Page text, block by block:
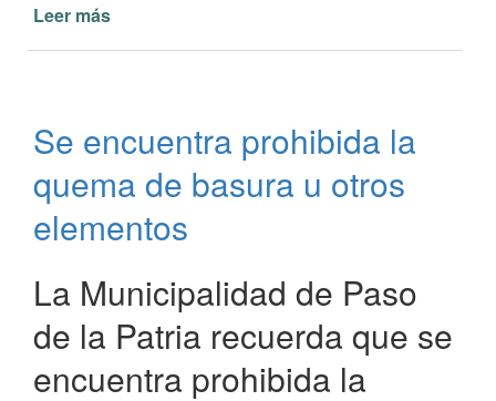
Leer más
personal
femenino
municipal
Paso
la
Patria
Se encuentra prohibida la
quema de basura u otros
elementos
La Municipalidad de Paso
de la Patria recuerda que se
encuentra prohibida la